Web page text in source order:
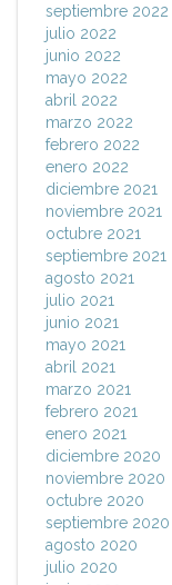
septiembre 2022
julio 2022
junio 2022
mayo 2022
abril 2022
marzo 2022
febrero 2022
enero 2022
diciembre 2021
noviembre 2021
octubre 2021
septiembre 2021
agosto 2021
julio 2021
junio 2021
mayo 2021
abril 2021
marzo 2021
febrero 2021
enero 2021
diciembre 2020
noviembre 2020
octubre 2020
septiembre 2020
agosto 2020
julio 2020